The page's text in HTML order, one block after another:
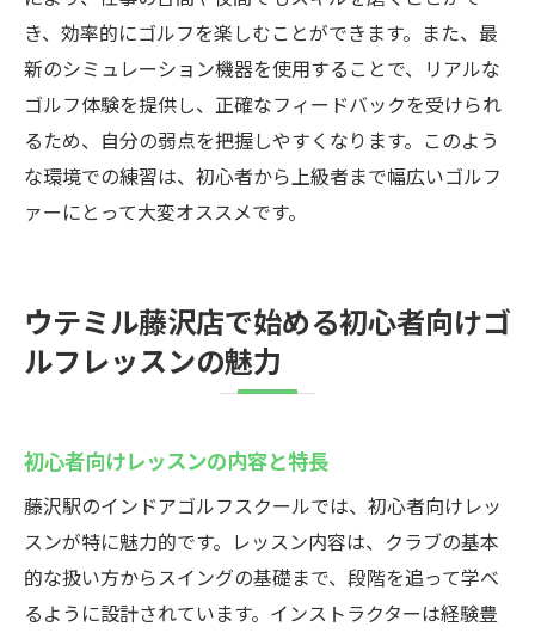
き、効率的にゴルフを楽しむことができます。また、最
新のシミュレーション機器を使用することで、リアルな
ゴルフ体験を提供し、正確なフィードバックを受けられ
るため、自分の弱点を把握しやすくなります。このよう
な環境での練習は、初心者から上級者まで幅広いゴルフ
ァーにとって大変オススメです。
ウテミル藤沢店で始める初心者向けゴ
ルフレッスンの魅力
初心者向けレッスンの内容と特長
藤沢駅のインドアゴルフスクールでは、初心者向けレッ
スンが特に魅力的です。レッスン内容は、クラブの基本
的な扱い方からスイングの基礎まで、段階を追って学べ
るように設計されています。インストラクターは経験豊